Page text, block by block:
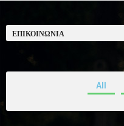
ΕΠΙΚΟΙΝΩΝΊΑ
All